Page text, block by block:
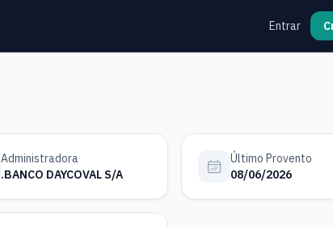
Entrar
Administradora
.BANCO DAYCOVAL S/A
Último Provento
08/06/2026